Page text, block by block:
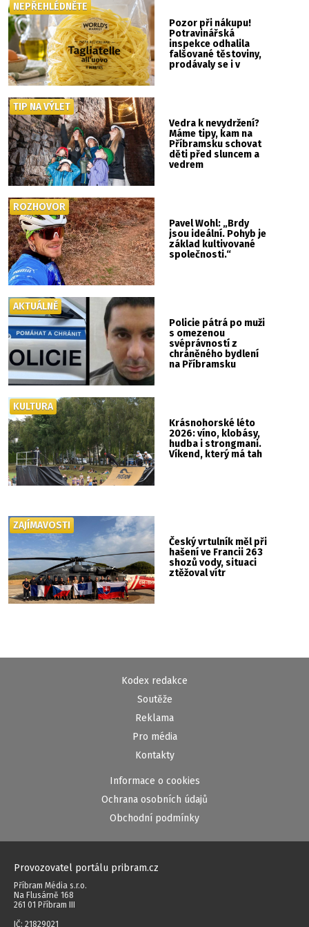
Pozor při nákupu!
Potravinářská
inspekce odhalila
falšované těstoviny,
prodávaly se i v
NEPŘEHLÉDNĚTE
Vedra k nevydržení?
Máme tipy, kam na
Příbramsku schovat
děti před sluncem a
vedrem
TIP NA VÝLET
Pavel Wohl: „Brdy
jsou ideální. Pohyb je
základ kultivované
společnosti.“
ROZHOVOR
Policie pátrá po muži
s omezenou
svéprávností z
chráněného bydlení
na Příbramsku
AKTUÁLNĚ
Krásnohorské léto
2026: víno, klobásy,
hudba i strongmani.
Víkend, který má tah
KULTURA
Český vrtulník měl při
hašení ve Francii 263
shozů vody, situaci
ztěžoval vítr
ZAJÍMAVOSTI
Kodex redakce
Soutěže
Reklama
Pro média
Kontakty
Informace o cookies
Ochrana osobních údajů
Obchodní podmínky
Provozovatel portálu pribram.cz
Příbram Média s.r.o.
Na Flusárně 168
261 01 Příbram III
IČ: 21829021